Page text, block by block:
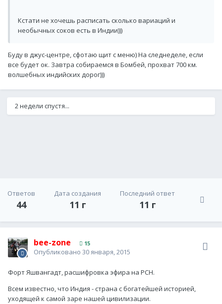
Кстати не хочешь расписать сколько вариаций и
необычных соков есть в Индии)))
Буду в джус-центре, сфотаю щит с меню) На следнеделе, если
все будет ок. Завтра собираемся в Бомбей, прохват 700 км.
волшебных индийских дорог)))
2 недели спустя...
Ответов
44
Дата создания
11 г
Последний ответ
11 г
bee-zone 15
Опубликовано 30 января, 2015
Форт Яшвангадт, расшифровка эфира на РСН.
Всем известно, что Индия - страна с богатейшей историей,
уходящей к самой заре нашей цивилизации.